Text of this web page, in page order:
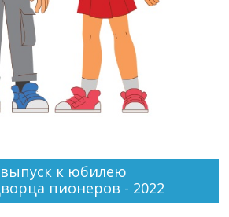
к юбилею
пионеров - 2022